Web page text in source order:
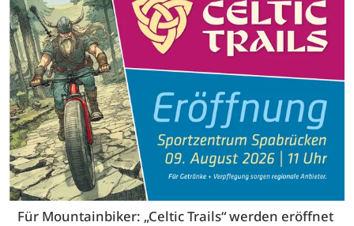
Für Mountainbiker: „Celtic Trails“ werden eröffnet